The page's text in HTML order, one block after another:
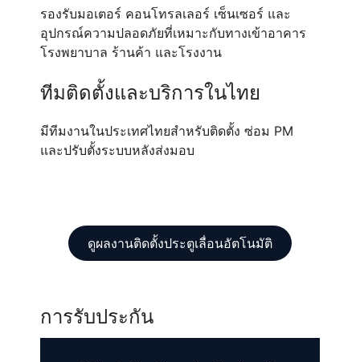
รองรับมอเตอร์ คอนโทรลเลอร์ เซ็นเซอร์ และ
อุปกรณ์ความปลอดภัยที่เหมาะกับทางเข้าอาคาร
โรงพยาบาล ร้านค้า และโรงงาน
ทีมติดตั้งและบริการในไทย
มีทีมงานในประเทศไทยสำหรับติดตั้ง ซ่อม PM
และปรับตั้งระบบหลังส่งมอบ
ดูผลงานติดตั้งประตูเลื่อนอัตโนมัติ
การรับประกัน